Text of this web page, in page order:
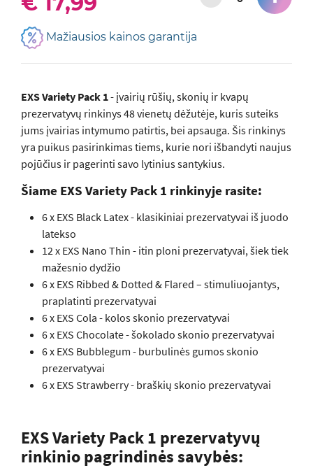
Mažiausios kainos garantija
EXS Variety Pack 1- įvairių rūšių, skonių ir kvapų
prezervatyvų rinkinys 48 vienetų dėžutėje, kuris suteiks
jums įvairias intymumo patirtis, bei apsauga. Šis rinkinys
yra puikus pasirinkimas tiems, kurie nori išbandyti naujus
pojūčius ir pagerinti savo lytinius santykius.
Šiame EXS Variety Pack 1 rinkinyje rasite:
6 x EXS Black Latex - klasikiniai prezervatyvai iš juodo
latekso
12 x EXS Nano Thin - itin ploni prezervatyvai, šiek tiek
mažesnio dydžio
6 x EXS Ribbed & Dotted & Flared – stimuliuojantys,
praplatinti prezervatyvai
6 x EXS Cola - kolos skonio prezervatyvai
6 x EXS Chocolate - šokolado skonio prezervatyvai
6 x EXS Bubblegum - burbulinės gumos skonio
prezervatyvai
6 x EXS Strawberry - braškių skonio prezervatyvai
EXS Variety Pack 1 prezervatyvų
rinkinio pagrindinės savybės: